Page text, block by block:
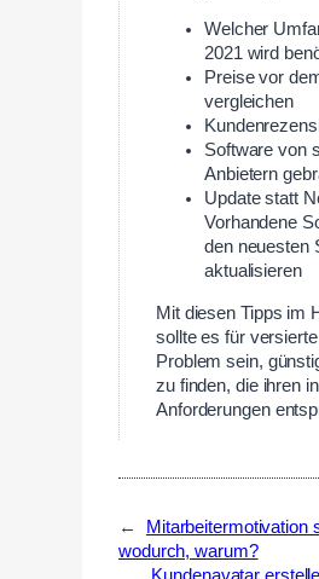
Welcher
2021 wird
Preise vor
vergleichen
Software von
Anbietern
Update statt
Vorhandene
den neuesten
aktualisieren
Mit diesen Tipps im
sollte es für
Problem sein,
zu finden, die ihren
Anforderungen
←
Mitarbeitermotivation
wodurch, warum?